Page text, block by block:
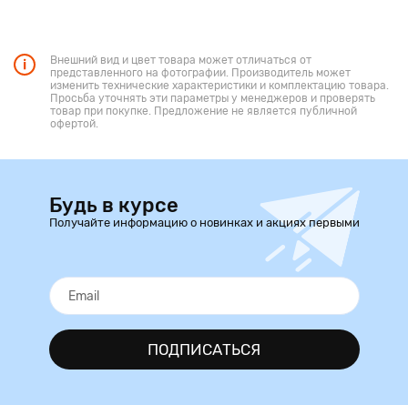
Внешний вид и цвет товара может отличаться от
представленного на фотографии. Производитель может
изменить технические характеристики и комплектацию товара.
Просьба уточнять эти параметры у менеджеров и проверять
товар при покупке. Предложение не является публичной
офертой.
Будь в курсе
Получайте информацию о новинках и акциях первыми
ПОДПИСАТЬСЯ